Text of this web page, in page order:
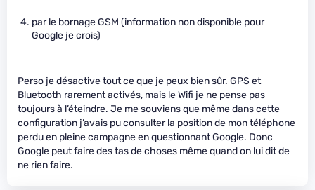
par le bornage GSM (information non disponible pour
Google je crois)
Perso je désactive tout ce que je peux bien sûr. GPS et
Bluetooth rarement activés, mais le Wifi je ne pense pas
toujours à l’éteindre. Je me souviens que même dans cette
configuration j’avais pu consulter la position de mon téléphone
perdu en pleine campagne en questionnant Google. Donc
Google peut faire des tas de choses même quand on lui dit de
ne rien faire.